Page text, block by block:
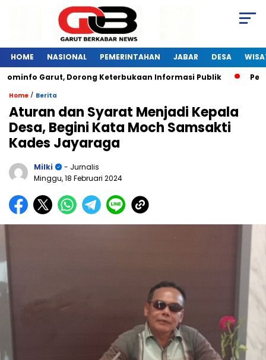
HOME NASIONAL PEMERINTAHAN JABAR DESA
Garut, Dorong Keterbukaan Informasi Publik
Home / Berita
Aturan dan Syarat Menjadi Kepala
Desa, Begini Kata Moch Samsakti
Kades Jayaraga
Milki
- Jurnalis
Minggu, 18 Februari 2024